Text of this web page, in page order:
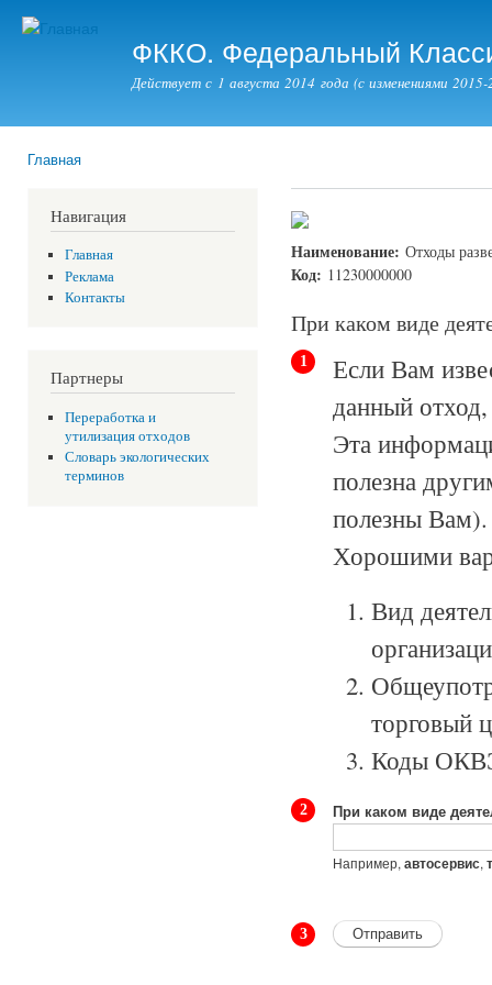
ФККО. Федеральный
Действует с 1 августа 2014 года (с изменениями 2015-
Главная
Навигация
Главная
Реклама
Контакты
Партнеры
Переработка и
утилизация отходов
Словарь экологических
терминов
Наименование: Отходы
Код: 11230000000
При каком виде
1
Если Вам
данный
Эта
полезна
полезны Вам).
Хорошими
Вид
торговый
Коды
2 При каком виде
Например, автосервис,
3